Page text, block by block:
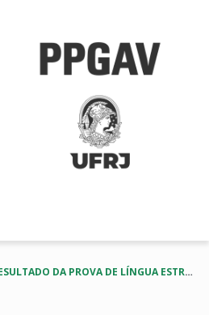
DA PROVA DE LÍNGUA ESTRANGEIRA